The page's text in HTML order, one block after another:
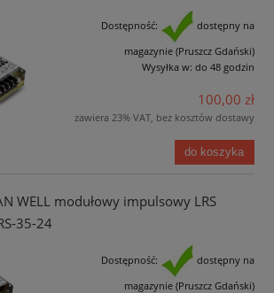
Dostępność:
dostępny na
magazynie (Pruszcz Gdański)
Wysyłka w: do 48 godzin
100,00 zł
zawiera 23% VAT, bez kosztów dostawy
do koszyka
WELL modułowy impulsowy LRS
35-24
Dostępność:
dostępny na
magazynie (Pruszcz Gdański)